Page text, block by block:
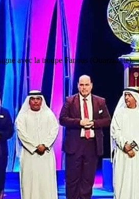
d'une des plus prestigieuses manifestations